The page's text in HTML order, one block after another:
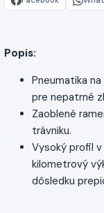
Popis:
Pneumatika
pre nepatrné
Zaoblené
trávniku.
Vysoký profil
kilometrový
dôsledku